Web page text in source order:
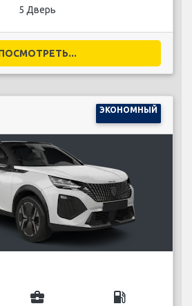
5 Дверь
ЭКОНОМНЫЙ
business_center local_gas_station